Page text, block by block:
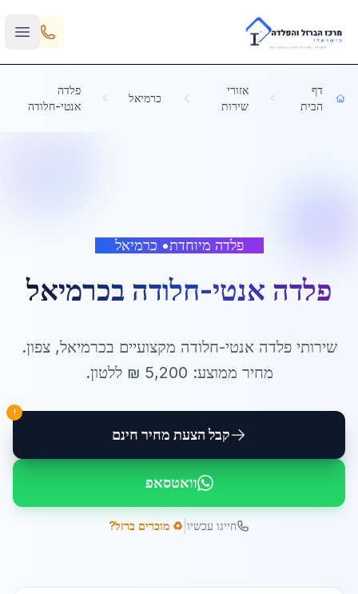
Skip to main content
דף
הבית
אזורי
שירות
כרמיאל
פלדה
אנטי-חלודה
פלדה מיוחדת• כרמיאל
פלדה אנטי-חלודה בכרמיאל
שירותיפלדה אנטי-חלודה מקצועיים בכרמיאל,צפון.
מחיר ממוצע: 5,200 ₪ ללטון.
קבל הצעת מחיר חינם
!
וואטסאפ
חייגו עכשיו ♻️ מוכרים ברזל?